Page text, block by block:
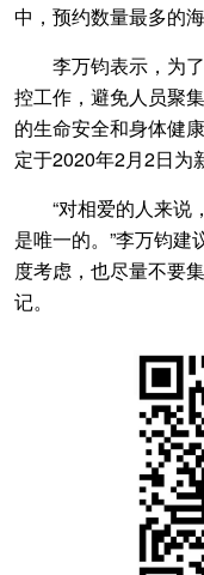
中，预约数量最多的
李万钧表示，为了
控工作，避免人员聚
的生命安全和身体健
定于2020年2月2日为
“对相爱的人来说
是唯一的。”李万钧建
度考虑，也尽量不要
记。